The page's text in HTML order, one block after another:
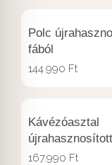
Polc
fából
144.990 Ft
Kávézóasztal
167.990 Ft